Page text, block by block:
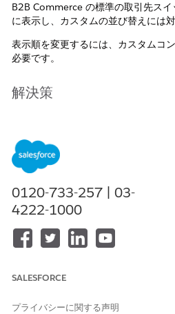
B2B Commerce の標準の取引先ス
に表示し、カスタムの並び替えには
表示順を変更するには、カスタムコ
必要です。
解決策
編集する機能が組み込まれてい
開発時の参考として、GitHub の
source-componentsリポジトリ
b2b-commerce-
ポジトリ内の
取引先の並び替えロジ
新しいカスタムコン
0120-733-257 | 03-
4222-1000
SALESFORCE
プライバシーに関する声明